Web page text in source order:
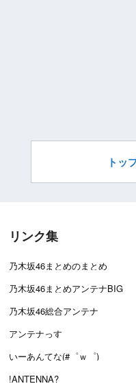
トッ
リンク集
乃木坂46まとめのまとめ
乃木坂46まとめアンテナBIG
乃木坂46総合アンテナ
アンテナっす
いーあんてな(#゜ｗ゜)
!ANTENNA?